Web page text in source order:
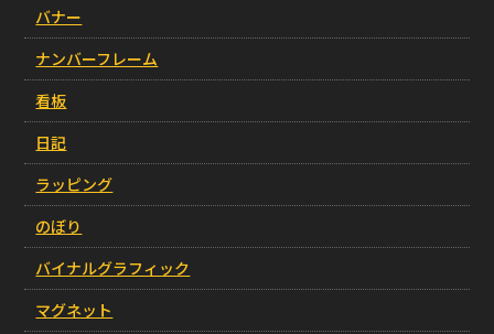
バナー
ナンバーフレーム
看板
日記
ラッピング
のぼり
バイナルグラフィック
マグネット